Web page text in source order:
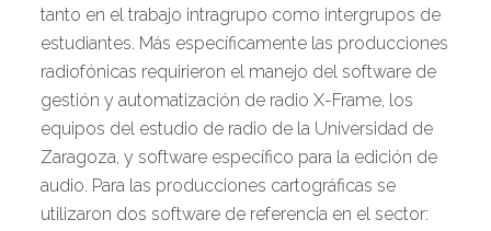
tanto en el trabajo intragrupo como intergrupos de
estudiantes. Más específicamente las producciones
radiofónicas requirieron el manejo del software de
gestión y automatización de radio X-Frame, los
equipos del estudio de radio de la Universidad de
Zaragoza, y software específico para la edición de
audio. Para las producciones cartográficas se
utilizaron dos software de referencia en el sector: